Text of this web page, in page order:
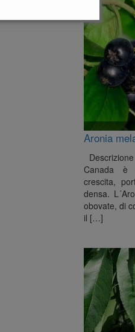
Aronia
Canada è
crescita,
densa.
obovate, di
il […]